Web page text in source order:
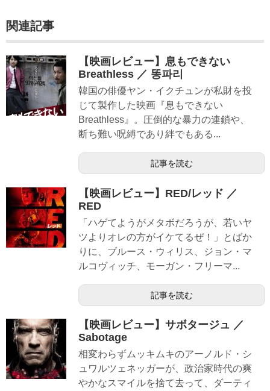
関連記事
【映画レビュー】息もできない
Breathless ／ 똥파리
韓国の俳優ヤン・イクチュンが私財を投
じて製作した映画『息もできない
Breathless』。圧倒的な暴力の連鎖や、
断ち難い呪縛であり絆でもある...
記事を読む
【映画レビュー】RED/レッド ／
RED
「ハゲてようがメタボだろうが、若いヤ
ツよりオレの方がイケてるぜ！」とばか
りに、ブルース・ウィリス、ジョン・マ
ルコヴィッチ、モーガン・フリーマ...
記事を読む
【映画レビュー】サボタージュ ／
Sabotage
相変わらずムッキムキのアーノルド・シ
ュワルツェネッガーが、政治家時代の爽
やかなスマイルを捨て去って、ダーティ